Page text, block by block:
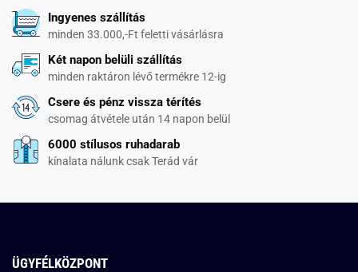
Ingyenes szállítás
minden 33.000,-Ft feletti vásárlásra
Két napon belüli szállítás
minden raktáron lévő termékre 12-ig
Csere és pénz vissza térítés
csomag átvétele után 14 napon belül
6000 stílusos ruhadarab
kínalata nálunk csak Terád vár
ÜGYFÉLKÖZPONT